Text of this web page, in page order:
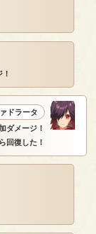
ドラータ
ダメージ！
回復した！